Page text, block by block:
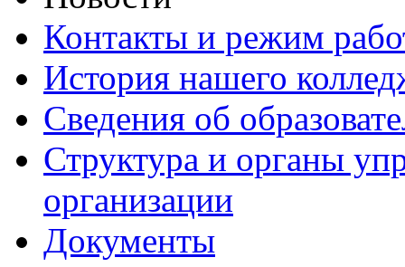
Контакты и режим
История нашего
Сведения об
Структура и органы
организации
Документы